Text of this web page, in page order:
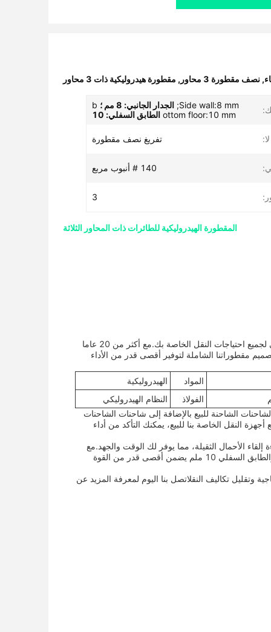
, نصف مقطورة 3 محاور , مقطورة هيدروليكية ذات 3 محاور
Side wall:8 mm; الجدار الجانبي: 8 مم ؛
b
ottom floor:10 mm الطابق السفلي: 10
تفريغ نصف مقطورة
140 # أنبوب مربع
3
المقطورة الهيدروليكية للطائرات ذات المحاور الثلاثة
هل تبحث عن عربة راكبة موثوقة ودائمة؟ لا تبحث بعد الآن، لدينا عربة راكبة هي الحل المثالي لجميع احتياجات النقل الخاصة بك.مع أكثر من 20 عاما
مقطوراتنا الشاملة لتوفير أقصى قدر من الأداء
المواد
الهيدروليكية
الفولاذ
النظام الهيدروليكي
الشاحنة للبيع بالإضافة إلى شاحنات الشاحنات
النقل الخاصة بنا للبيع، يمكنك التأكد من أداء
الأحمال الثقيلة، مما يوفر لك الوقت والجهد.مع
بناء فولاذ قوي وقوي، يمكن لمقطورتنا أن تتحمل حتى أصعب الأعمال الجدار الجانبي 8 ملم والطابق السفلي 10 ملم يضمن أقصى قدر من القوة
وتقليل تكاليف النقلاتصل بنا اليوم لمعرفة المزيد عن